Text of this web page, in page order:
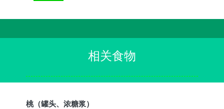
相关食物
桃（罐头、浓糖浆）